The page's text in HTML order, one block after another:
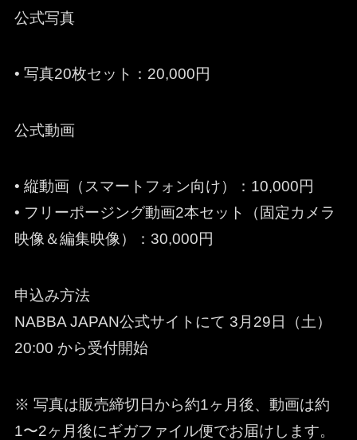
公式写真
• 写真20枚セット：20,000円
公式動画
• 縦動画（スマートフォン向け）：10,000円
• フリーポージング動画2本セット（固定カメラ
映像＆編集映像）：30,000円
申込み方法
NABBA JAPAN公式サイトにて 3月29日（土）
20:00 から受付開始
※ 写真は販売締切日から約1ヶ月後、動画は約
1〜2ヶ月後にギガファイル便でお届けします。